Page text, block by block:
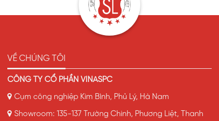
VỀ CHÚNG TÔI
CÔNG TY CỔ PHẦN VINASPC
Cụm công nghiệp Kim Bình, Phủ Lý, Hà Nam
Showroom: 135-137 Trường Chinh, Phương Liệt, Thanh